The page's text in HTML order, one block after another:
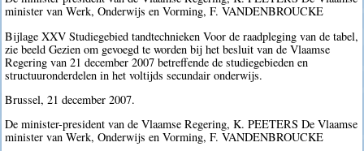
minister van Werk, Onderwijs en Vorming, F. VANDENBROUCKE
Bijlage XXV Studiegebied tandtechnieken Voor de raadpleging van de tabel,
zie beeld Gezien om gevoegd te worden bij het besluit van de Vlaamse
Regering van 21 december 2007 betreffende de studiegebieden en
structuuronderdelen in het voltijds secundair onderwijs.
Brussel, 21 december 2007.
De minister-president van de Vlaamse Regering, K. PEETERS De Vlaamse
minister van Werk, Onderwijs en Vorming, F. VANDENBROUCKE